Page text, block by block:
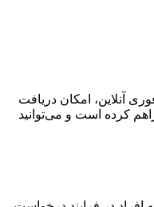
آنلاین، امکان دریافت
را فراهم کرده است و می‌توانید